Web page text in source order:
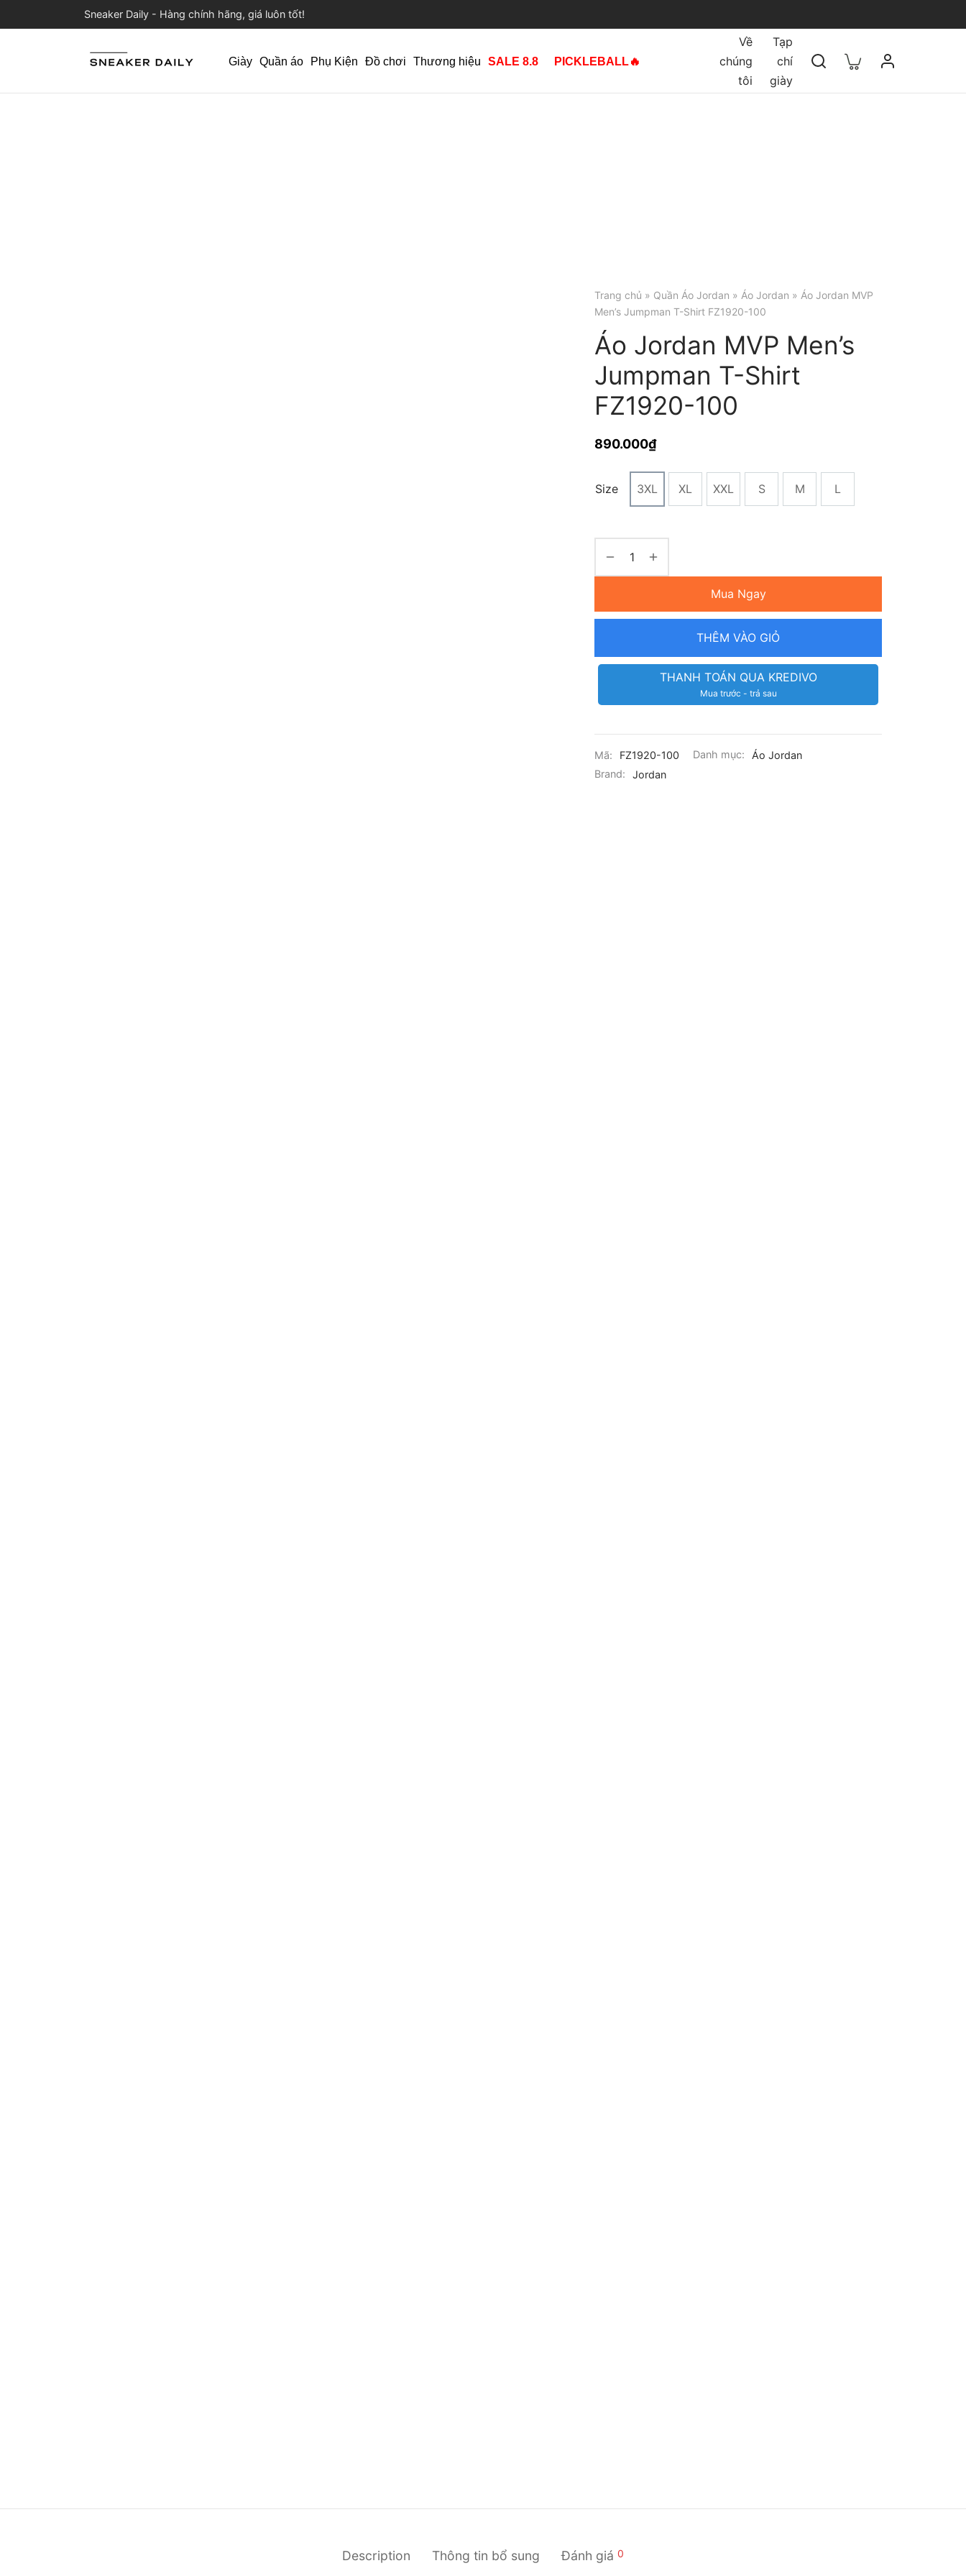
Sneaker Daily - Hàng chính hãng, giá luôn tốt!
Giày Quần áo Phụ Kiện Đồ chơi Thương hiệu SALE 8.8 PICKLEBALL🔥
Về
chúng
tôi
Tạp
chí
giày
Trang chủ » Quần Áo Jordan » Áo Jordan » Áo Jordan MVP
Men’s Jumpman T-Shirt FZ1920-100
Áo Jordan MVP Men’s
Jumpman T-Shirt
FZ1920-100
890.000₫
Size 3XL XL XXL S M L
Mua Ngay
THÊM VÀO GIỎ
THANH TOÁN QUA KREDIVO
Mua trước - trả sau
Mã: FZ1920-100 Danh mục:
Áo Jordan
Brand:
Jordan
Description Thông tin bổ sung Đánh giá 0